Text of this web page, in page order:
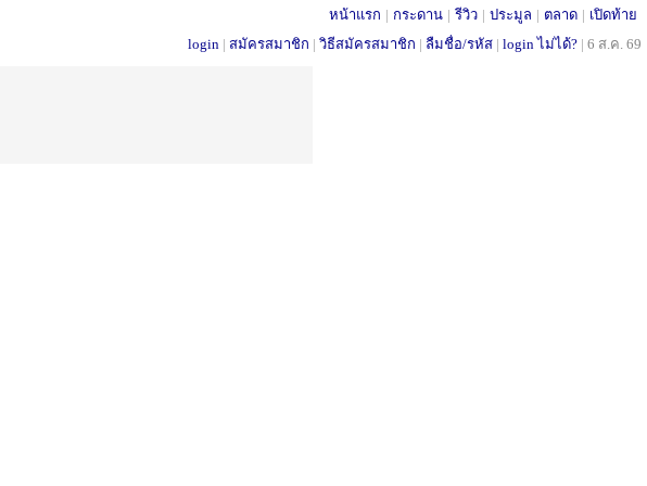
หน้าแรก | กระดาน | รีวิว | ประมูล | ตลาด | เปิดท้าย
login | สมัครสมาชิก | วิธีสมัครสมาชิก | ลืมชื่อ/รหัส | login ไม่ได้? | 6 ส.ค. 69